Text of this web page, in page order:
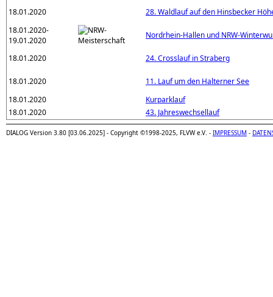
18.01.2020
28. Waldlauf auf den Hinsbecker
18.01.2020-
19.01.2020
Nordrhein-Hallen und NRW-
18.01.2020 24. Crosslauf in Straberg
18.01.2020
11. Lauf um den Halterner See
18.01.2020
Kurparklauf
18.01.2020
43. Jahreswechsellauf
DIALOG Version 3.80 [03.06.2025] - Copyright ©1998-2025, FLVW e.V. - IMPRESSUM -